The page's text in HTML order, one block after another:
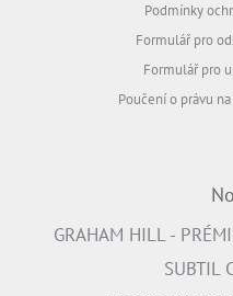
Podmínky
Formulář pro
Formulář pro
Poučení o právu
GRAHAM HILL -
SUBTIL